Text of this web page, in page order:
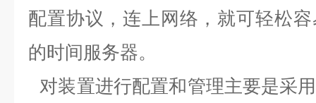
配置协议，连上网络，就可轻松
的时间服务器。
对装置进行配置和管理主要是采